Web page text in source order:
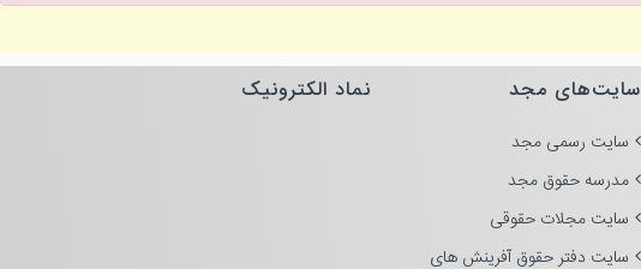
سایت‌های مجد
سایت رسمی مجد
مدرسه حقوق مجد
سایت مجلات حقوقی
سایت دفتر حقوق آفرینش های
نماد الکترونیک